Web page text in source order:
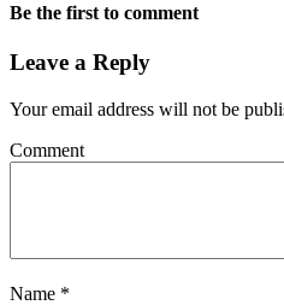
Be the first to comment
Leave a Reply
Your email address will not be
Comment
Name *